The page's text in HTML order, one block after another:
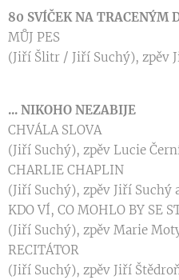
80 SVÍČEK NA TRACENÝM
MŮJ PES
(Jiří Šlitr / Jiří Suchý), zpěv
... NIKOHO NEZABIJE
CHVÁLA SLOVA
(Jiří Suchý), zpěv Lucie
CHARLIE CHAPLIN
(Jiří Suchý), zpěv Jiří Suchý
KDO VÍ, CO MOHLO BY SE
(Jiří Suchý), zpěv Marie
RECITÁTOR
(Jiří Suchý), zpěv Jiří